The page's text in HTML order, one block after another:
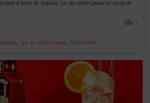
à base de tequila, jus de citron jaune et sirop de
1
tequila, jus de citron jaune, Short Drink